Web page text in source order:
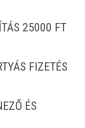
25000 FT
FIZETÉS
ÉS